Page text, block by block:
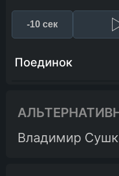
Авторы
Исполнители
-10 сек
Поединок
Владимир